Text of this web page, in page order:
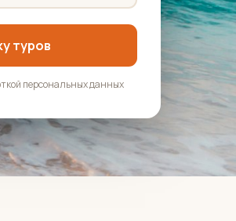
туров
персональных данных